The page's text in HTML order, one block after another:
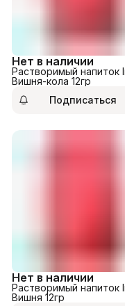
Нет в наличии
Растворимый напиток
Вишня-кола 12гр
Подписаться
Нет в наличии
Растворимый напиток
Вишня 12гр